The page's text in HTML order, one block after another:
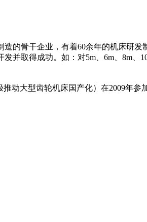
的骨干企业，有着60余年的机床研
发并取得成功。如：对5m、6m、8m、
动大型齿轮机床国产化）在2009年